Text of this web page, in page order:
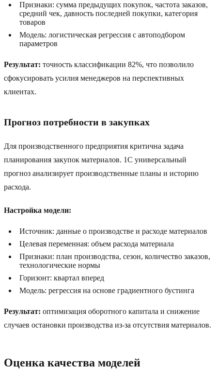
Признаки: сумма предыдущих покупок, частота заказов,
средний чек, давность последней покупки, категория
товаров
Модель: логистическая регрессия с автоподбором
параметров
Результат: точность классификации 82%, что позволило
сфокусировать усилия менеджеров на перспективных
клиентах.
Прогноз потребности в закупках
Для производственного предприятия критична задача
планирования закупок материалов. 1С универсальный
прогноз анализирует производственные планы и историю
расхода.
Настройка модели:
Источник: данные о производстве и расходе материалов
Целевая переменная: объем расхода материала
Признаки: план производства, сезон, количество заказов,
технологические нормы
Горизонт: квартал вперед
Модель: регрессия на основе градиентного бустинга
Результат: оптимизация оборотного капитала и снижение
случаев остановки производства из-за отсутствия материалов.
Оценка качества моделей